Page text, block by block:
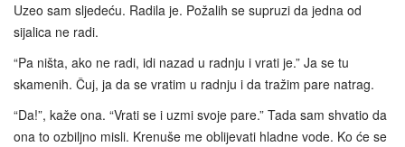
Uzeo sam sljedeću. Radila je. Požalih se supruzi da jedna od
sijalica ne radi.
“Pa ništa, ako ne radi, idi nazad u radnju i vrati je.” Ja se tu
skamenih. Čuj, ja da se vratim u radnju i da tražim pare natrag.
“Da!”, kaže ona. “Vrati se i uzmi svoje pare.” Tada sam shvatio da
ona to ozbiljno misli. Krenuše me oblijevati hladne vode. Ko će se